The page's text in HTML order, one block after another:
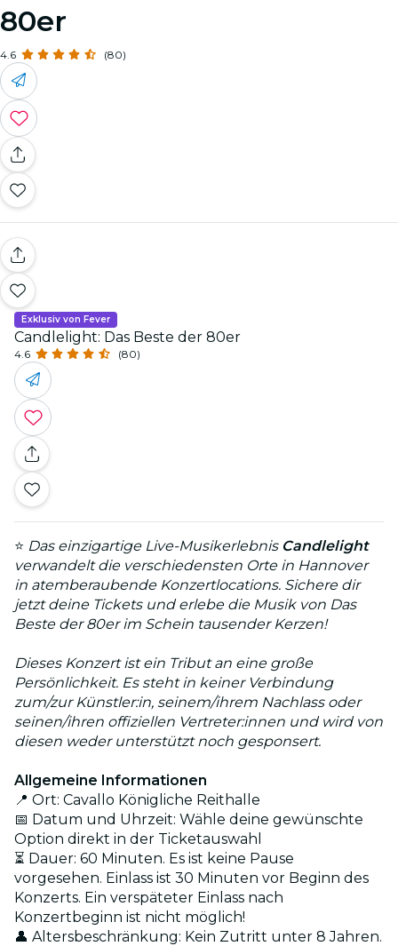
80er
4.6 (80)
Exklusiv von Fever
Candlelight: Das Beste der 80er
4.6 (80)
⭐ Das einzigartige Live-Musikerlebnis Candlelight
verwandelt die verschiedensten Orte in Hannover
in atemberaubende Konzertlocations. Sichere dir
jetzt deine Tickets und erlebe die Musik von Das
Beste der 80er im Schein tausender Kerzen!
Dieses Konzert ist ein Tribut an eine große
Persönlichkeit. Es steht in keiner Verbindung
zum/zur Künstler:in, seinem/ihrem Nachlass oder
seinen/ihren offiziellen Vertreter:innen und wird von
diesen weder unterstützt noch gesponsert.
Allgemeine Informationen
📍 Ort: Cavallo Königliche Reithalle
📅 Datum und Uhrzeit: Wähle deine gewünschte
Option direkt in der Ticketauswahl
⏳ Dauer: 60 Minuten. Es ist keine Pause
vorgesehen. Einlass ist 30 Minuten vor Beginn des
Konzerts. Ein verspäteter Einlass nach
Konzertbeginn ist nicht möglich!
👤 Altersbeschränkung: Kein Zutritt unter 8 Jahren.